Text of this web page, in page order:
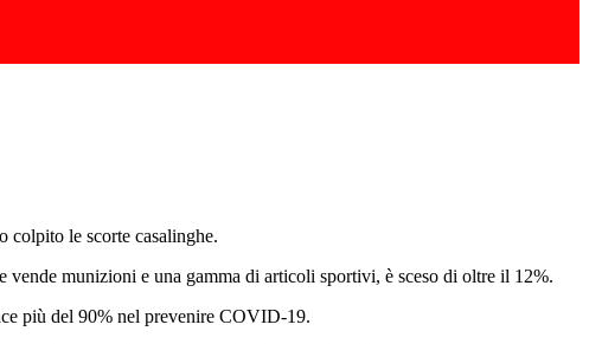
colpito le scorte casalinghe.
munizioni e una gamma di articoli sportivi, è sceso di oltre il 12%.
più del 90% nel prevenire COVID-19.